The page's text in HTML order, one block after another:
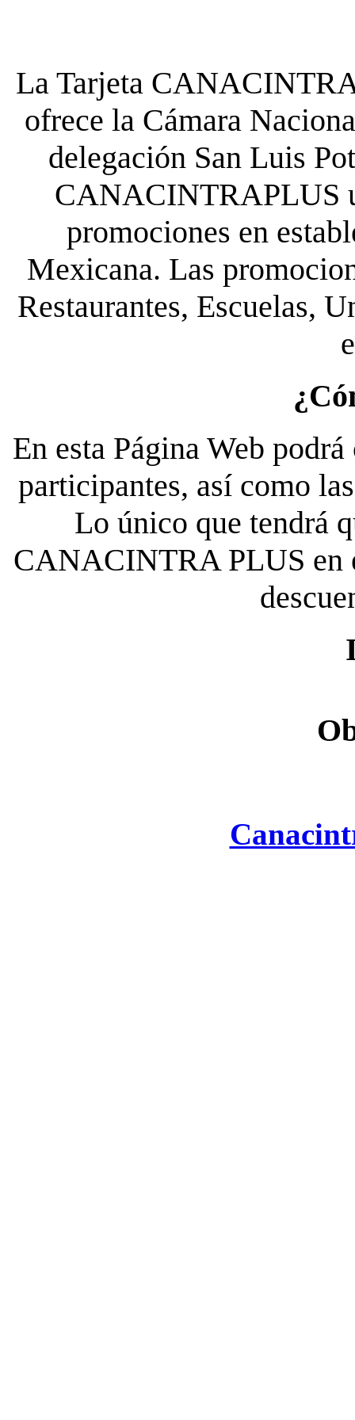
La Tarjeta
ofrece la Cámara
delegación San Luis
CANACINTRAPLUS
promociones en
Mexicana. Las
Restaurantes, Escuelas,
En esta Página Web
participantes, así como
Lo único que tendrá
CANACINTRA PLUS en